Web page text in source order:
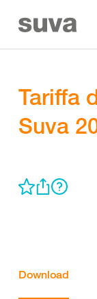
Tariffa
Suva
Download